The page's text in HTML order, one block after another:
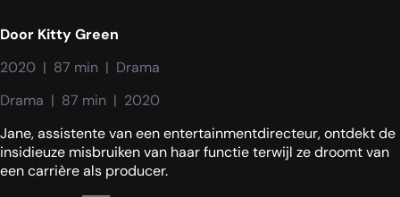
Door Kitty Green
2020  |  87 min  |  Drama
Drama  |  87 min  |  2020
Jane, assistente van een entertainmentdirecteur, ontdekt de
insidieuze misbruiken van haar functie terwijl ze droomt van
een carrière als producer.